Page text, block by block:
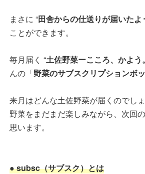
まさに “田舎からの仕送りが届いたよ
ことができます。
毎月届く “土佐野菜ーこころ、かよう
んの「野菜のサブスクリプションボ
来月はどんな土佐野菜が届くのでし
野菜をまだまだ楽しみながら、次回
思います。
● subsc（サブスク）とは